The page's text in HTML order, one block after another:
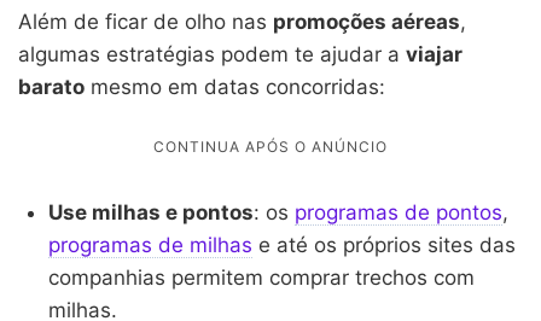
Além de ficar de olho nas promoções aéreas,
algumas estratégias podem te ajudar a viajar
barato mesmo em datas concorridas:
Use milhas e pontos: os programas de pontos,
programas de milhas e até os próprios sites das
companhias permitem comprar trechos com
milhas.